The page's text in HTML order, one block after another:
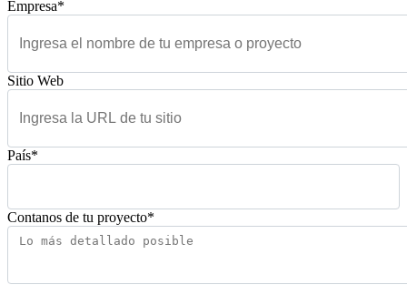
Empresa*
Sitio Web
País*
Contanos de tu proyecto*